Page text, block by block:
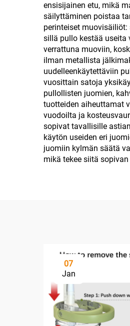
kahvalla ja
ensisijainen etu, mikä
säilyttäminen poistaa
perinteiset
sillä pullo kestää useita
verrattuna muoviin,
ilman metallista
uudelleenkäytettäviin
vuosittain satoja
pullollisten juomien,
tuotteiden aiheuttamat
vuodoilta ja
sopivat tavallisille
käytön useiden eri
juomiin kylmän säätä
mikä tekee siitä
07
Jan